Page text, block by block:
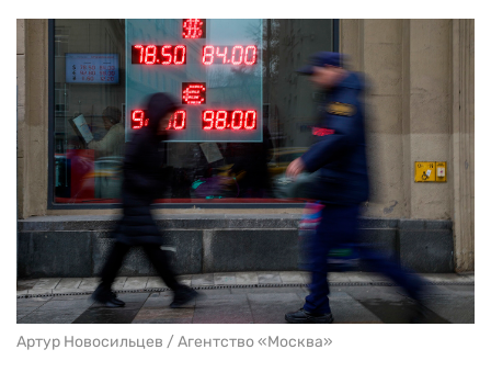
Артур Новосильцев / Агентство «Москва»